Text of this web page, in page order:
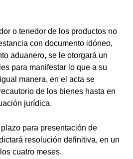
o tenedor de los productos no
con documento idóneo,
aduanero, se le otorgará un
para manifestar lo que a su
manera, en el acta se
de los bienes hasta en
jurídica.
para presentación de
resolución definitiva, en un
cuatro meses.